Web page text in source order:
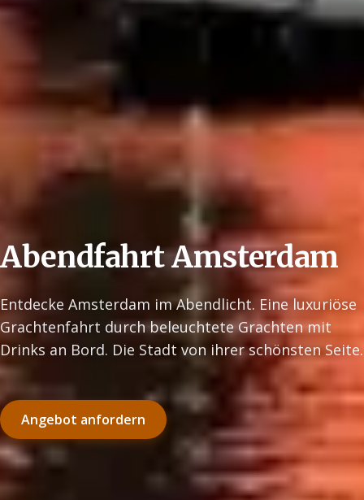
Abendfahrt Amsterdam
Entdecke Amsterdam im Abendlicht. Eine luxuriöse
Grachtenfahrt durch beleuchtete Grachten mit
Drinks an Bord. Die Stadt von ihrer schönsten Seite.
Angebot anfordern